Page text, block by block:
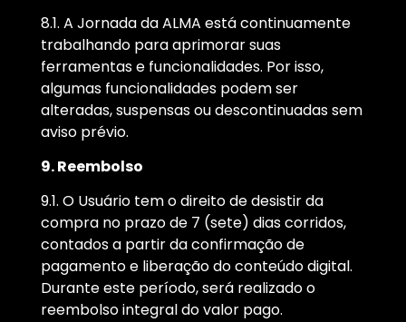
8.1. A Jornada da ALMA está continuamente
trabalhando para aprimorar suas
ferramentas e funcionalidades. Por isso,
algumas funcionalidades podem ser
alteradas, suspensas ou descontinuadas sem
aviso prévio.
9. Reembolso
9.1. O Usuário tem o direito de desistir da
compra no prazo de 7 (sete) dias corridos,
contados a partir da confirmação de
pagamento e liberação do conteúdo digital.
Durante este período, será realizado o
reembolso integral do valor pago.